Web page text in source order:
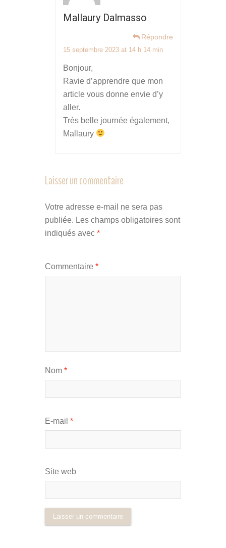
Mallaury Dalmasso
Répondre
15 septembre 2023 at 14 h 14 min
Bonjour,
Ravie d’apprendre que mon
article vous donne envie d’y
aller.
Très belle journée également,
Mallaury
Laisser un commentaire
Votre adresse e-mail ne sera pas
publiée. Les champs obligatoires sont
indiqués avec *
Commentaire *
Nom *
E-mail *
Site web